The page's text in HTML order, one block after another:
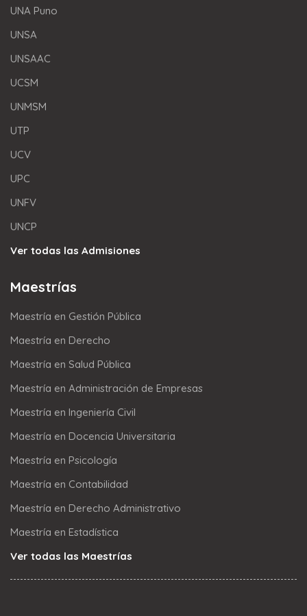
UNA Puno
UNSA
UNSAAC
UCSM
UNMSM
UTP
UCV
UPC
UNFV
UNCP
Ver todas las Admisiones
Maestrías
Maestría en Gestión Pública
Maestría en Derecho
Maestría en Salud Pública
Maestría en Administración de Empresas
Maestría en Ingeniería Civil
Maestría en Docencia Universitaria
Maestría en Psicología
Maestría en Contabilidad
Maestría en Derecho Administrativo
Maestría en Estadística
Ver todas las Maestrías